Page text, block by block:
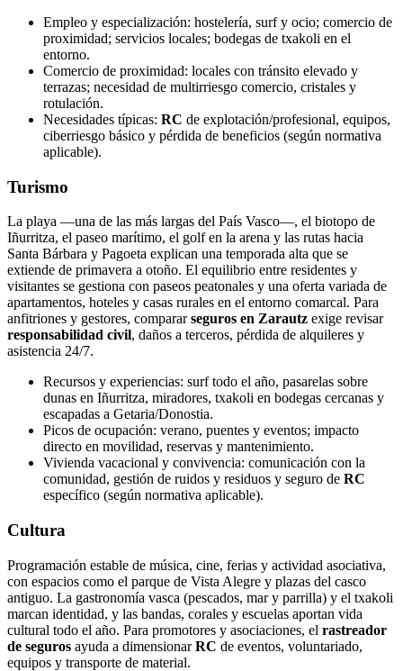
Empleo y especialización: hostelería, surf y ocio; comercio de
proximidad; servicios locales; bodegas de txakoli en el
entorno.
Comercio de proximidad: locales con tránsito elevado y
terrazas; necesidad de multirriesgo comercio, cristales y
rotulación.
Necesidades típicas: RC de explotación/profesional, equipos,
ciberriesgo básico y pérdida de beneficios (según normativa
aplicable).
Turismo
La playa —una de las más largas del País Vasco—, el biotopo de
Iñurritza, el paseo marítimo, el golf en la arena y las rutas hacia
Santa Bárbara y Pagoeta explican una temporada alta que se
extiende de primavera a otoño. El equilibrio entre residentes y
visitantes se gestiona con paseos peatonales y una oferta variada de
apartamentos, hoteles y casas rurales en el entorno comarcal. Para
anfitriones y gestores, compararseguros en Zarautz exige revisar
responsabilidad civil, daños a terceros, pérdida de alquileres y
asistencia 24/7.
Recursos y experiencias: surf todo el año, pasarelas sobre
dunas en Iñurritza, miradores, txakoli en bodegas cercanas y
escapadas a Getaria/Donostia.
Picos de ocupación: verano, puentes y eventos; impacto
directo en movilidad, reservas y mantenimiento.
Vivienda vacacional y convivencia: comunicación con la
comunidad, gestión de ruidos y residuos y seguro de RC
específico (según normativa aplicable).
Cultura
Programación estable de música, cine, ferias y actividad asociativa,
con espacios como el parque de Vista Alegre y plazas del casco
antiguo. La gastronomía vasca (pescados, mar y parrilla) y el txakoli
marcan identidad, y las bandas, corales y escuelas aportan vida
cultural todo el año. Para promotores y asociaciones, el rastreador
de seguros ayuda a dimensionarRC de eventos, voluntariado,
equipos y transporte de material.